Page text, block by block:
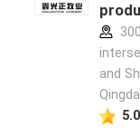
and
5.0